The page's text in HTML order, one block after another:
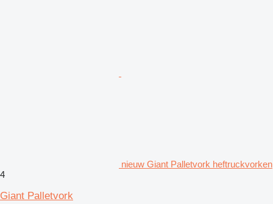
nieuw Giant Palletvork heftruckvorken
4
Giant Palletvork